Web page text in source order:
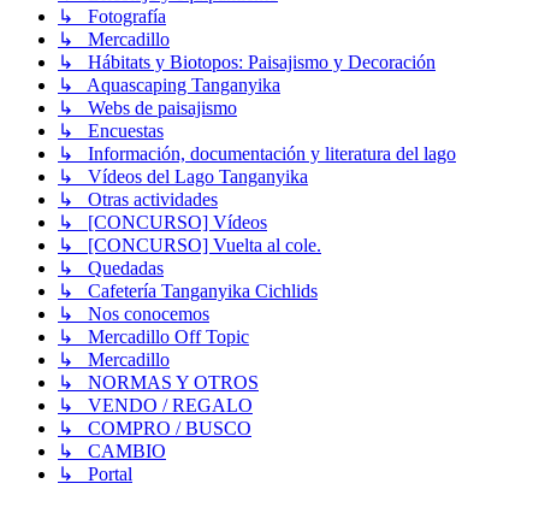
↳ Fotografía
↳ Mercadillo
↳ Hábitats y Biotopos: Paisajismo y Decoración
↳ Aquascaping Tanganyika
↳ Webs de paisajismo
↳ Encuestas
↳ Información, documentación y literatura del lago
↳ Vídeos del Lago Tanganyika
↳ Otras actividades
↳ [CONCURSO] Vídeos
↳ [CONCURSO] Vuelta al cole.
↳ Quedadas
↳ Cafetería Tanganyika Cichlids
↳ Nos conocemos
↳ Mercadillo Off Topic
↳ Mercadillo
↳ NORMAS Y OTROS
↳ VENDO / REGALO
↳ COMPRO / BUSCO
↳ CAMBIO
↳ Portal